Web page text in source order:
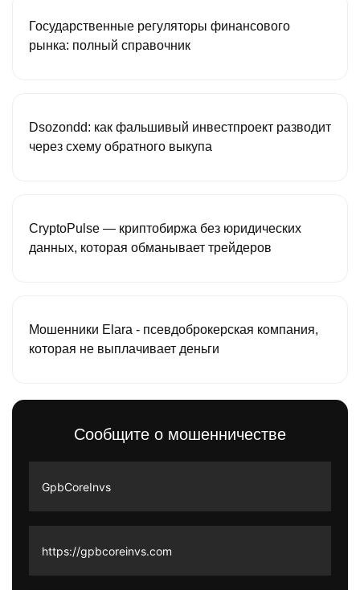
Государственные регуляторы финансового
рынка: полный справочник
Dsozondd: как фальшивый инвестпроект разводит
через схему обратного выкупа
CryptoPulse — криптобиржа без юридических
данных, которая обманывает трейдеров
Мошенники Elara - псевдоброкерская компания,
которая не выплачивает деньги
Сообщите о мошенничестве